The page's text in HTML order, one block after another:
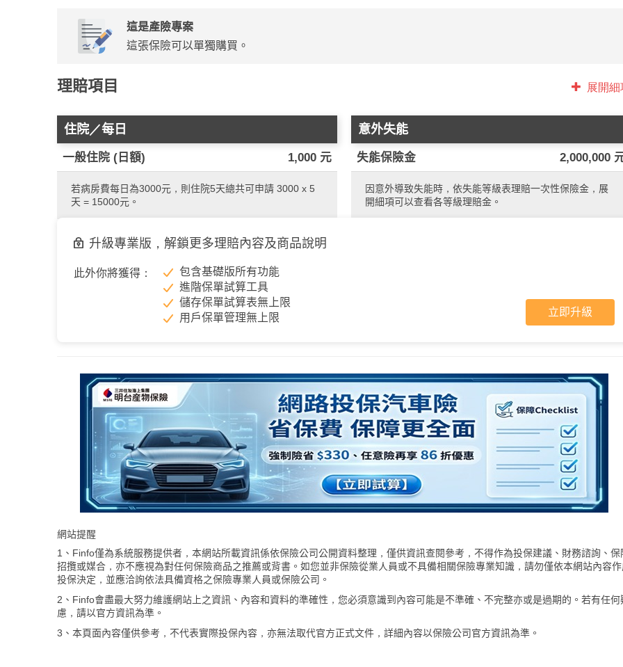
這是產險專案
這張保險可以單獨購買。
理賠項目 展開細
住院／每日
一般住院 (日額) 1,000 元
若病房費每日為3000元，則住院5天總共可申請 3000 x 5
天 = 15000元。
意外失能
失能保險金 2,000,000
因意外導致失能時，依失能等級表理賠一次性保險金，展
開細項可以查看各等級理賠金。
升級專業版，解鎖更多理賠內容及商品說明
此外你將獲得：
包含基礎版所有功能
進階保單試算工具
儲存保單試算表無上限
用戶保單管理無上限
立即升級
網站提醒
1、Finfo僅為系統服務提供者，本網站所載資訊係依保險公司公開資料整理，僅供資訊查閱參考，不得作為投保建議、財務諮詢、保
招攬或媒合，亦不應視為對任何保險商品之推薦或背書。如您並非保險從業人員或不具備相關保險專業知識，請勿僅依本網站內容
投保決定，並應洽詢依法具備資格之保險專業人員或保險公司。
2、Finfo會盡最大努力維護網站上之資訊、內容和資料的準確性，您必須意識到內容可能是不準確、不完整亦或是過期的。若有任何
慮，請以官方資訊為準。
3、本頁面內容僅供參考，不代表實際投保內容，亦無法取代官方正式文件，詳細內容以保險公司官方資訊為準。